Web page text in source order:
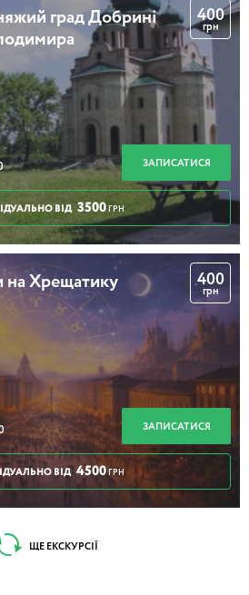
порцеляни! (з чаюванням)
Житомирської
узвозу (з лимонадом)
град Добрині
400
грн
ЗАПИСАТИСЯ
ВІД 3500 ГРН
на Хрещатику 400
грн
ЗАПИСАТИСЯ
ВІД 4500 ГРН
ЩЕ ЕКСКУРСІЇ